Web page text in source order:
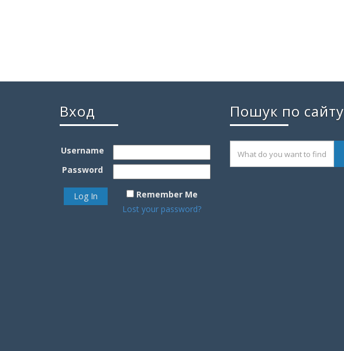
Вход
Username
Password
Remember Me
Lost your password?
Пошук по сайту